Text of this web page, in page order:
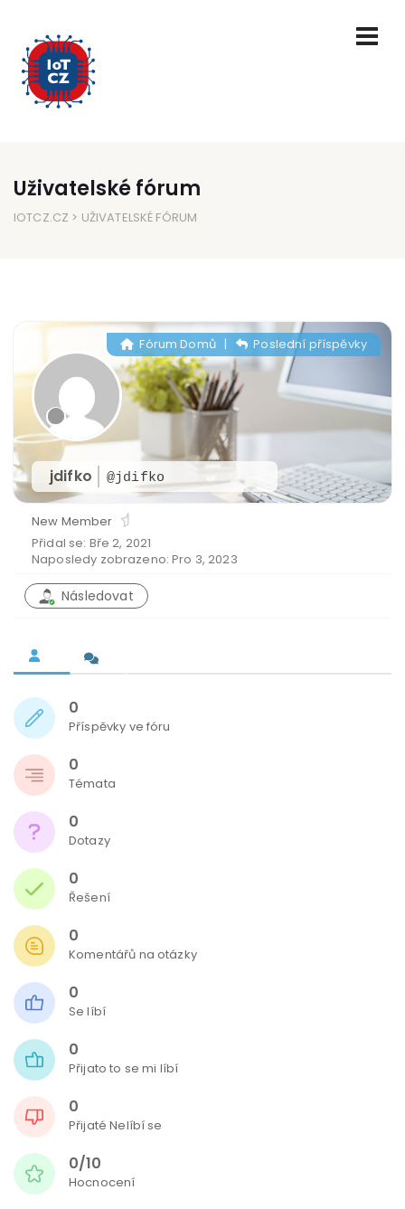
Uživatelské fórum
IOTCZ.CZ > UŽIVATELSKÉ FÓRUM
jdifko @jdifko
Fórum Domů| Poslední příspěvky
New Member
Přidal se: Bře 2, 2021
Naposledy zobrazeno: Pro 3, 2023
Následovat
0
Příspěvky ve fóru
0
Témata
0
Dotazy
0
Řešení
0
Komentářů na otázky
0
Se líbí
0
Přijato to se mi líbí
0
Přijaté Nelíbí se
0/10
Hocnocení